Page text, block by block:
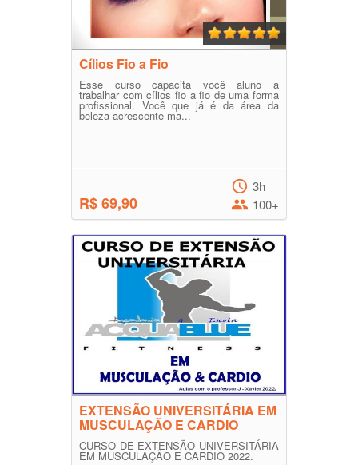
Cílios Fio a Fio
Esse curso capacita você aluno a
trabalhar com cílios fio a fio de uma forma
profissional. Você que já é da área da
beleza acrescente ma...
R$ 69,90
3h
100+
EXTENSÃO UNIVERSITÁRIA EM
MUSCULAÇÃO E CARDIO
CURSO DE EXTENSÃO UNIVERSITÁRIA
EM MUSCULAÇÃO E CARDIO 2022.